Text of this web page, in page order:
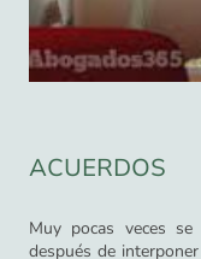
ACUERDOS
Muy pocas veces
después de